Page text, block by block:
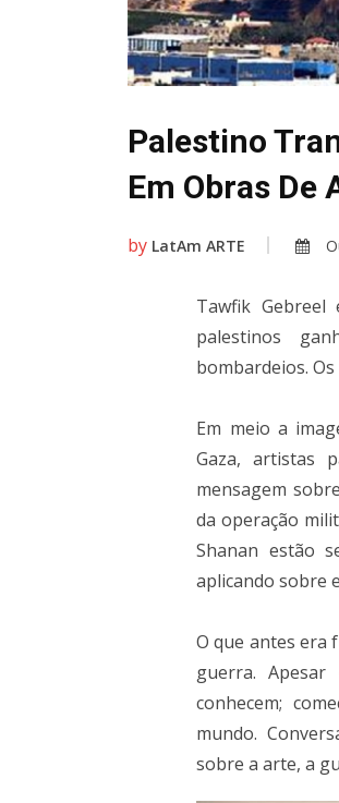
Palestino
Em Obras De
by LatAm ARTE
Tawfik
palestinos
bombardeios.
Em meio a
Gaza, artistas
mensagem
da operação
Shanan estão
aplicando sobre
O que antes era
guerra.
conhecem;
mundo.
sobre a arte, a